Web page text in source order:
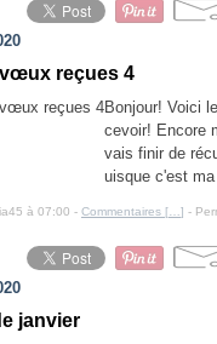
reçues 4
Bonjour! Voici
cevoir! Encore
vais finir de
uisque c'est
à 07:00 - Commentaires [ ] -
janvier